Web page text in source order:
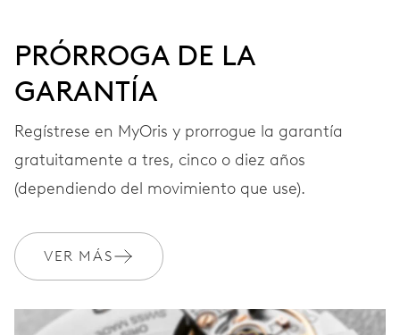
ESFERA
CORREA Acero
Únete a MyOris y amplía gratis tu garantía a 3 años
PRÓRROGA DE LA
GARANTÍA
Regístrese en MyOris y prorrogue la garantía
gratuitamente a tres, cinco o diez años
(dependiendo del movimiento que use).
VER MÁS